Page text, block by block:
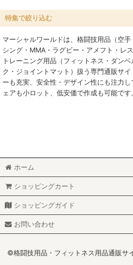
並び順:
絞り込む
特集で絞り込む
空手
MMA総合格闘技
柔術
少林寺拳法
サンボ
レスリング
MARTIAL WORLD
マーシャルワールドは、格闘技用品（空
シング・MMA・ラグビー・アメフト・レ
トレーニング用品（フィットネス・ダン
ク・ジョイントマット）扱う専門通販サ
ーも充実、安全性・デザイン性にも注力
ェアも小ロット、低安価で作成も可能です
ホーム
ショッピングカート
ショッピングガイド
お問い合わせ
©格闘技用品・フィットネス用品通販